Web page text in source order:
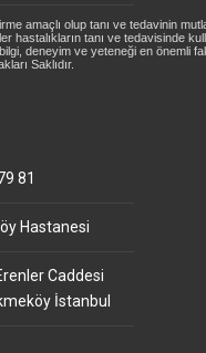
amaçlı olup tanı ve tedavinin
hastalıkların tanı ve tedavisinde
deneyim ve yeteneği en önemli
Saklıdır.
81
Hastanesi
Caddesi
İstanbul